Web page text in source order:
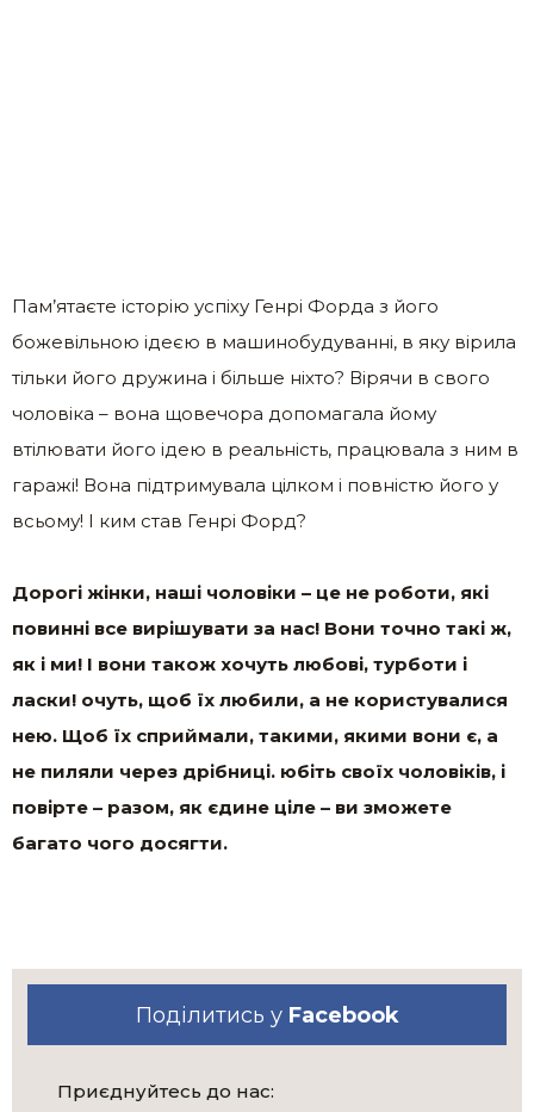
Пам’ятаєте історію успіху Генрі Форда з його
божевільною ідеєю в машинобудуванні, в яку вірила
тільки його дружина і більше ніхто? Вірячи в свого
чоловіка – вона щовечора допомагала йому
втілювати його ідею в реальність, працювала з ним в
гаражі! Вона підтримувала цілком і повністю його у
всьому! І ким став Генрі Форд?
Дорогі жінки, наші чоловіки – це не роботи, які
повинні все вирішувати за нас! Вони точно такі ж,
як і ми! І вони також хочуть любові, турботи і
ласки! очуть, щоб їх любили, а не користувалися
нею. Щоб їх сприймали, такими, якими вони є, а
не пиляли через дрібниці. юбіть своїх чоловіків, і
повірте – разом, як єдине ціле – ви зможете
багато чого досягти.
Поділитись у Facebook
Приєднуйтесь до нас: